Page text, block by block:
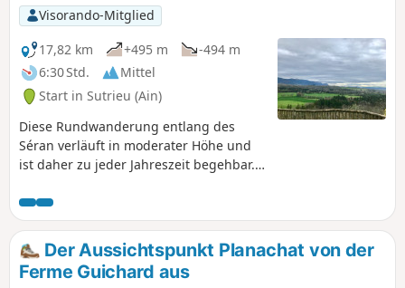
Visorando-Mitglied
17,82 km
+495 m
-494 m
6:30 Std.
Mittel
Start in Sutrieu (Ain)
Diese Rundwanderung entlang des
Séran verläuft in moderater Höhe und
ist daher zu jeder Jahreszeit begehbar.
offeneren Landschaft und führt an
einigen bemerkenswerten
Sehenswürdigkeiten des Valromey
vorbei: der Pont des Tines, dem Étang
des Alliettes, dem Belvédère de
Der Aussichtspunkt Planachat von der
Ferme Guichard aus